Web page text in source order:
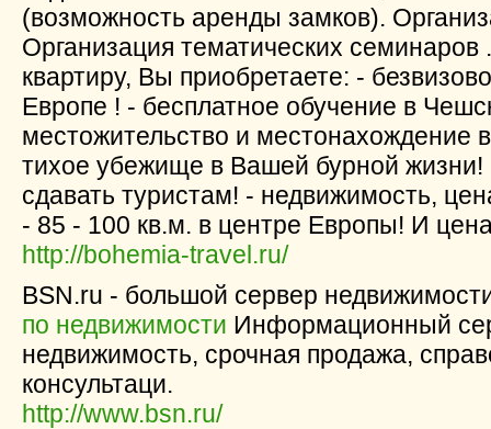
(возможность аренды замков).
Организация тематических
квартиру, Вы приобретаете: -
Европе ! - бесплатное обучение в
местожительство и местонахождение
тихое убежище в Вашей бурной жизни!
сдавать туристам! - недвижимость,
- 85 - 100 кв.м. в центре Европы! И
http://bohemia-travel.ru/
BSN.ru - большой сервер
по недвижимости Информационный
недвижимость, срочная продажа,
консультаци.
http://www.bsn.ru/